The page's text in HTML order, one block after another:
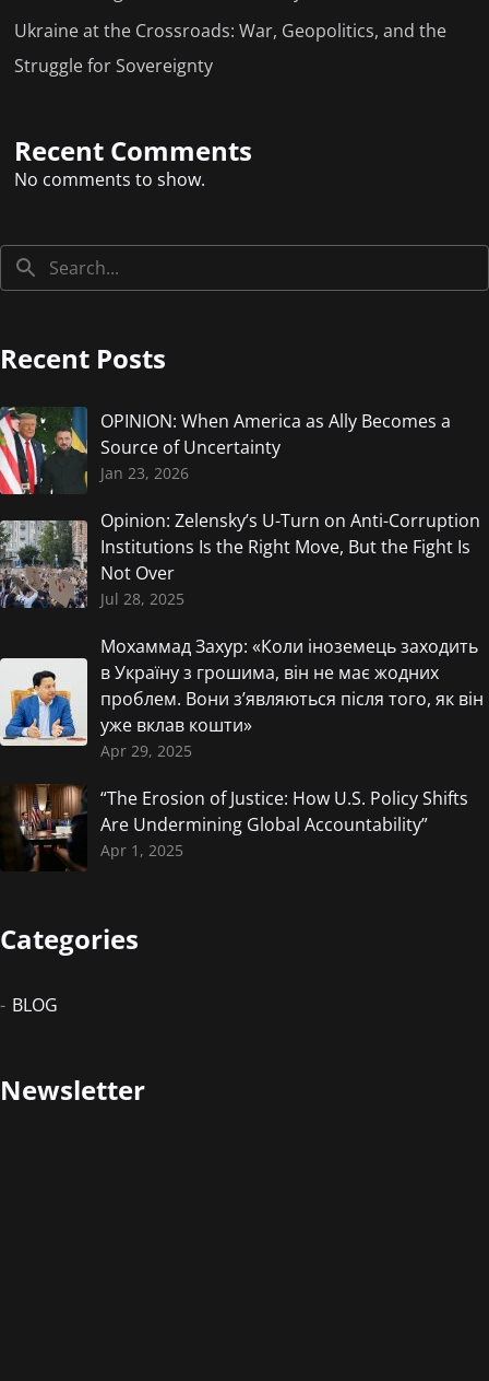
Ukraine at the Crossroads: War, Geopolitics, and the
Struggle for Sovereignty
Recent Comments
No comments to show.
Recent Posts
OPINION: When America as Ally Becomes a
Source of Uncertainty
Jan 23, 2026
Opinion: Zelensky’s U-Turn on Anti-Corruption
Institutions Is the Right Move, But the Fight Is
Not Over
Jul 28, 2025
Мохаммад Захур: «Коли іноземець заходить
в Україну з грошима, він не має жодних
проблем. Вони з’являються після того, як він
уже вклав кошти»
Apr 29, 2025
“The Erosion of Justice: How U.S. Policy Shifts
Are Undermining Global Accountability”
Apr 1, 2025
Categories
BLOG
Newsletter